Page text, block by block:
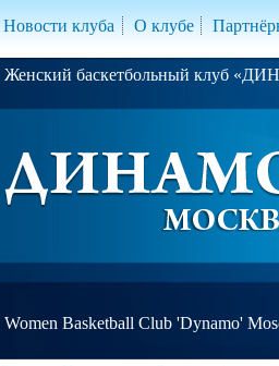
Новости клуба О клубе
Женский баскетбольный клуб
Women Basketball Club 'Dynamo'